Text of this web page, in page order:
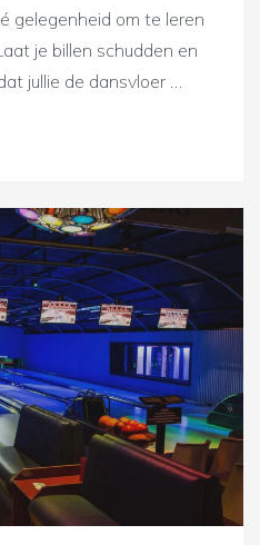
gelegenheid om te leren
je billen schudden en
jullie de dansvloer …